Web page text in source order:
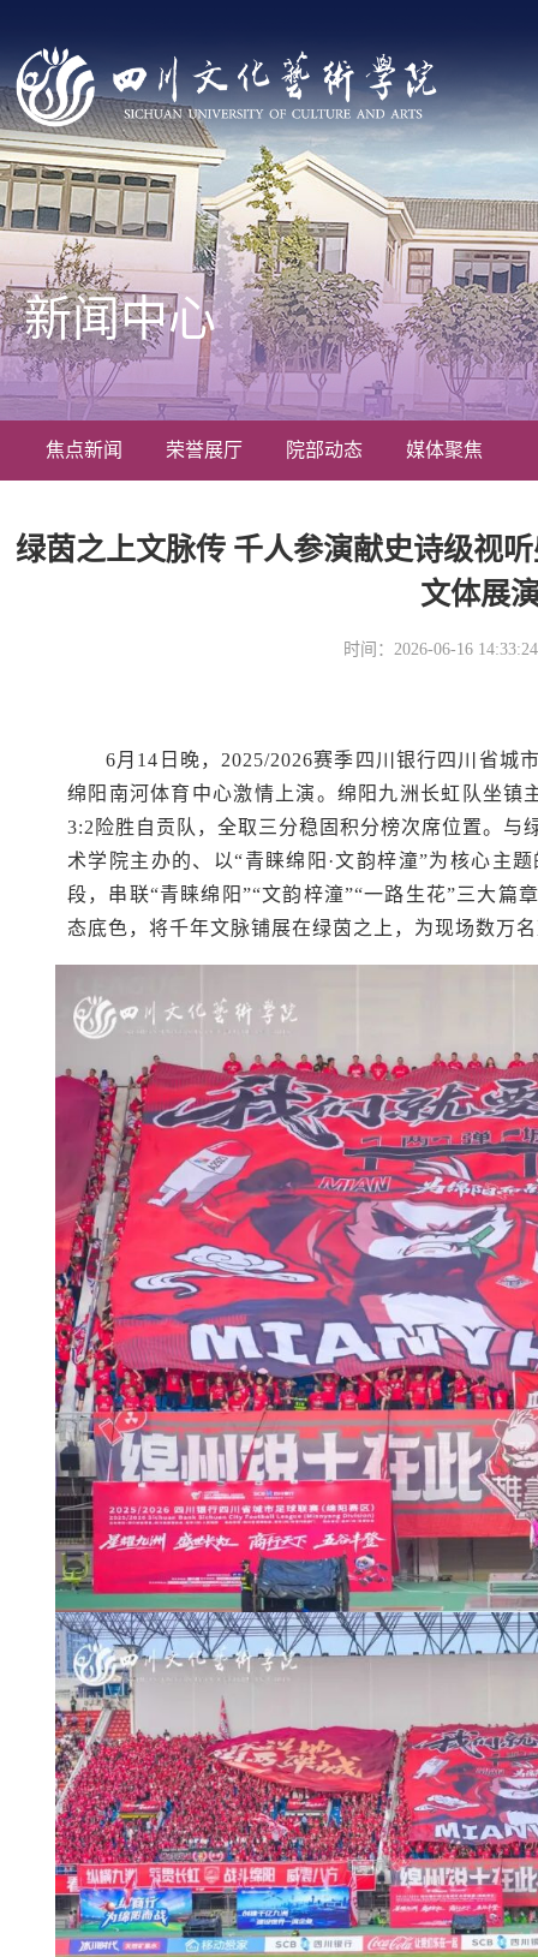
焦点新闻 荣誉展厅 院部动态 媒体聚焦
新闻中心
绿茵之上文脉传 千人参演献史诗级视
文体展
时间：2026-06-16
6月14日晚，2025/2026赛季四川银行四川省城
绵阳南河体育中心激情上演。绵阳九洲长虹队坐镇
3:2险胜自贡队，全取三分稳固积分榜次席位置。
术学院主办的、以“青睐绵阳·文韵梓潼”为核心主
段，串联“青睐绵阳”“文韵梓潼”“一路生花”三大篇
态底色，将千年文脉铺展在绿茵之上，为现场数万